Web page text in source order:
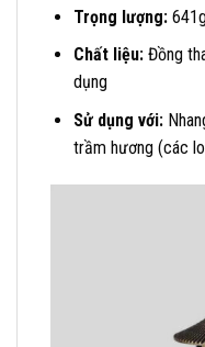
Trọng lượng:
Chất liệu: Đồng
dụng
Sử dụng với:
trầm hương (các